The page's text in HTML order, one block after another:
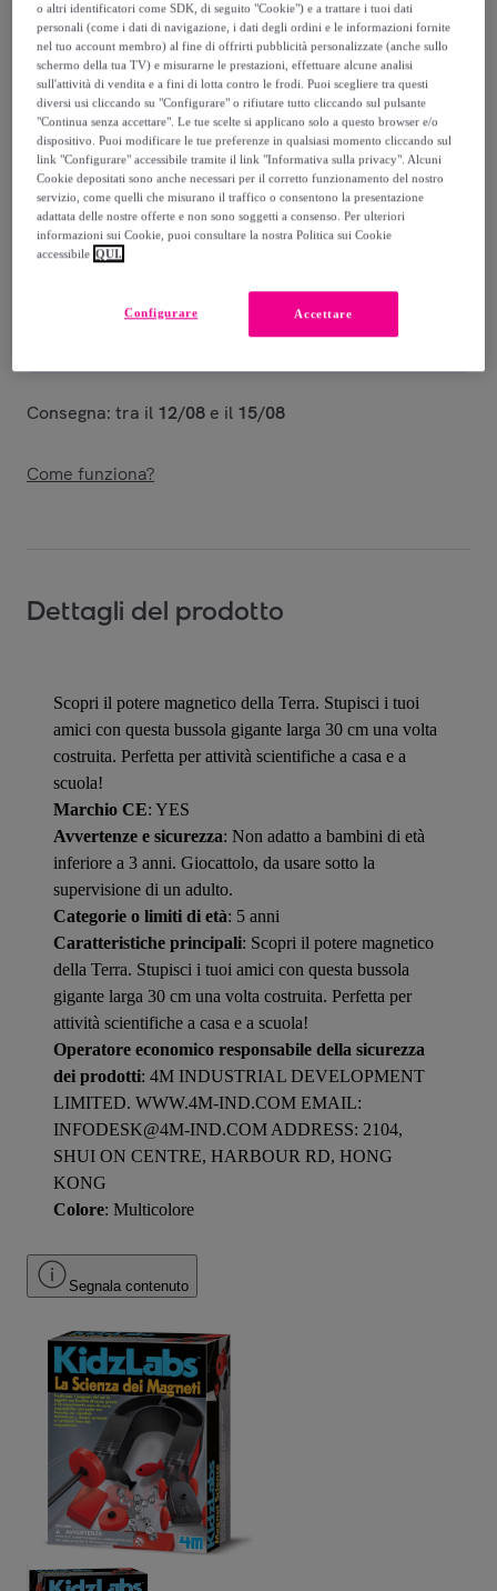
17,41 €
34,99 €
-50%
Venduto daGiocattoli per Passione
Consegna
Consegna da6,99 €
Consegna: tra il 12/08 e il 15/08
Come funziona?
Dettagli del prodotto
Scopri il potere magnetico della Terra. Stupisci i tuoi
amici con questa bussola gigante larga 30 cm una volta
costruita. Perfetta per attività scientifiche a casa e a
scuola!
Marchio CE: YES
Avvertenze e sicurezza: Non adatto a bambini di età
inferiore a 3 anni. Giocattolo, da usare sotto la
supervisione di un adulto.
Categorie o limiti di età: 5 anni
Caratteristiche principali: Scopri il potere magnetico
della Terra. Stupisci i tuoi amici con questa bussola
gigante larga 30 cm una volta costruita. Perfetta per
attività scientifiche a casa e a scuola!
Operatore economico responsabile della sicurezza
dei prodotti: 4M INDUSTRIAL DEVELOPMENT
LIMITED. WWW.4M-IND.COM EMAIL:
INFODESK@4M-IND.COM ADDRESS: 2104,
SHUI ON CENTRE, HARBOUR RD, HONG
KONG
Colore: Multicolore
Segnala contenuto
o altri identificatori come SDK, di seguito "Cookie") e a trattare i tuoi dati
personali (come i dati di navigazione, i dati degli ordini e le informazioni fornite
nel tuo account membro) al fine di offrirti pubblicità personalizzate (anche sullo
schermo della tua TV) e misurarne le prestazioni, effettuare alcune analisi
sull'attività di vendita e a fini di lotta contro le frodi. Puoi scegliere tra questi
diversi usi cliccando su "Configurare" o rifiutare tutto cliccando sul pulsante
"Continua senza accettare". Le tue scelte si applicano solo a questo browser e/o
dispositivo. Puoi modificare le tue preferenze in qualsiasi momento cliccando sul
link "Configurare" accessibile tramite il link "Informativa sulla privacy". Alcuni
Cookie depositati sono anche necessari per il corretto funzionamento del nostro
servizio, come quelli che misurano il traffico o consentono la presentazione
adattata delle nostre offerte e non sono soggetti a consenso. Per ulteriori
informazioni sui Cookie, puoi consultare la nostra Politica sui Cookie
accessibile QUI.
Accettare
Configurare